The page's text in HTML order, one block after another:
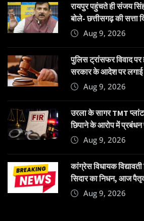
रायपुर पहुंचते ही संजय
बोले- छत्तीसगढ़ की सत्ता
Aug 9, 2026
पुलिस ट्रांसफर विवाद पर
सरकार के आदेश पर लगाई
Aug 9, 2026
उरला के सागर TMT
छिपाने के आरोप में
Aug 9, 2026
कांग्रेस विधायक
सिदार का निधन, आज
Aug 9, 2026